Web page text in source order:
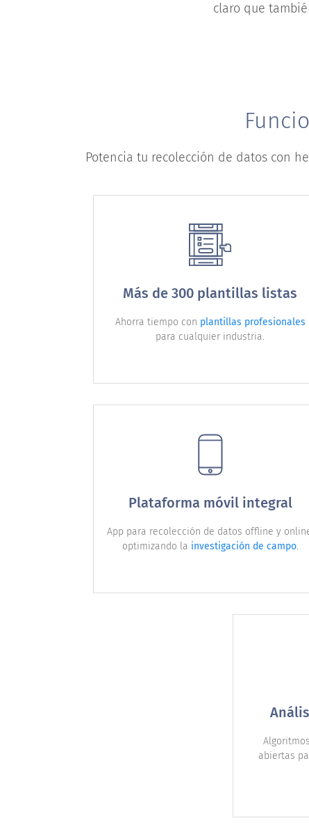
claro que
Potencia tu recolección de datos con
Más de 300 plantillas listas
Ahorra tiempo con plantillas profesionales
para cualquier industria.
Plataforma móvil integral
App para recolección de datos offline y
optimizando la investigación de campo.
abiertas